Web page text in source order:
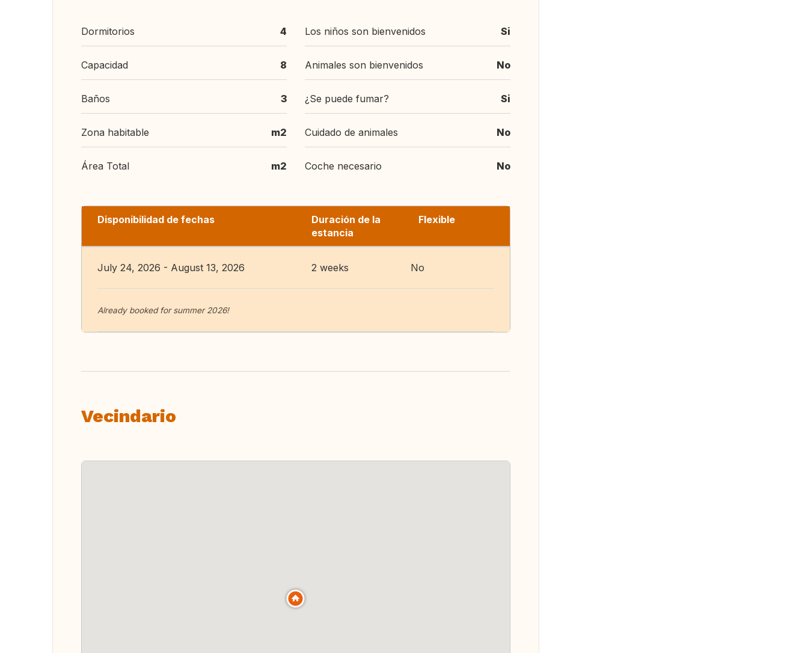
Dormitorios 4
Capacidad 8
Baños 3
Zona habitable m2
Área Total m2
Los niños son bienvenidos Si
Animales son bienvenidos No
¿Se puede fumar? Si
Cuidado de animales No
Coche necesario No
Disponibilidad de fechas
Duración de la
estancia
Flexible
July 24, 2026 - August 13, 2026 2 weeks No
Already booked for summer 2026!
Vecindario